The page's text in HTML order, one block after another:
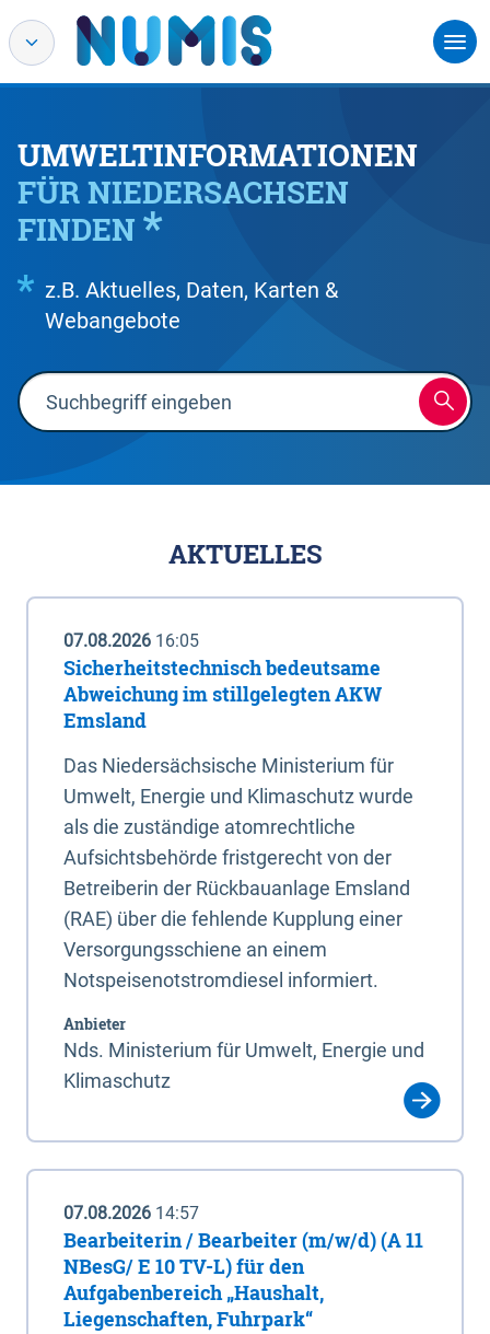
UMWELTINFORMATIONEN
FÜR NIEDERSACHSEN
FINDEN
z.B. Aktuelles, Daten, Karten &
Webangebote
AKTUELLES
07.08.2026 16:05
Sicherheitstechnisch bedeutsame
Abweichung im stillgelegten AKW
Emsland
Das Niedersächsische Ministerium für
Umwelt, Energie und Klimaschutz wurde
als die zuständige atomrechtliche
Aufsichtsbehörde fristgerecht von der
Betreiberin der Rückbauanlage Emsland
(RAE) über die fehlende Kupplung einer
Versorgungsschiene an einem
Notspeisenotstromdiesel informiert.
Anbieter
Nds. Ministerium für Umwelt, Energie und
Klimaschutz
07.08.2026 14:57
Bearbeiterin / Bearbeiter (m/w/d) (A 11
NBesG/ E 10 TV-L) für den
Aufgabenbereich „Haushalt,
Liegenschaften, Fuhrpark“